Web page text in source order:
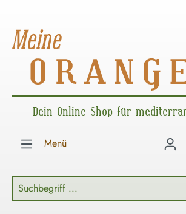
Dein Online Shop für
Menü